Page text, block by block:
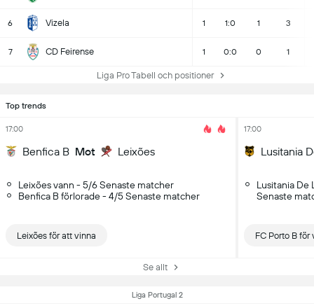
6 Vizela 1 1:0 1 3
7 CD Feirense 1 0:0 0 1
Liga Pro Tabell och positioner
Top trends
17:00
Benfica B Mot Leixões
Leixões vann - 5/6 Senaste matcher
Benfica B förlorade - 4/5 Senaste matcher
Leixões för att vinna
17:00
Lusitania De
Senaste
FC Porto B
Se allt
Liga Portugal 2